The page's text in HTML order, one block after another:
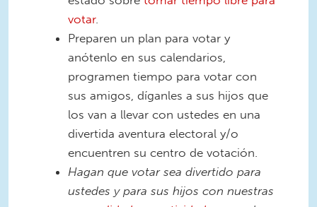
votar.
Preparen un plan para votar y
anótenlo en sus calendarios,
programen tiempo para votar con
sus amigos, díganles a sus hijos que
los van a llevar con ustedes en una
divertida aventura electoral y/o
encuentren su centro de votación.
Hagan que votar sea divertido para
ustedes y para sus hijos con nuestras